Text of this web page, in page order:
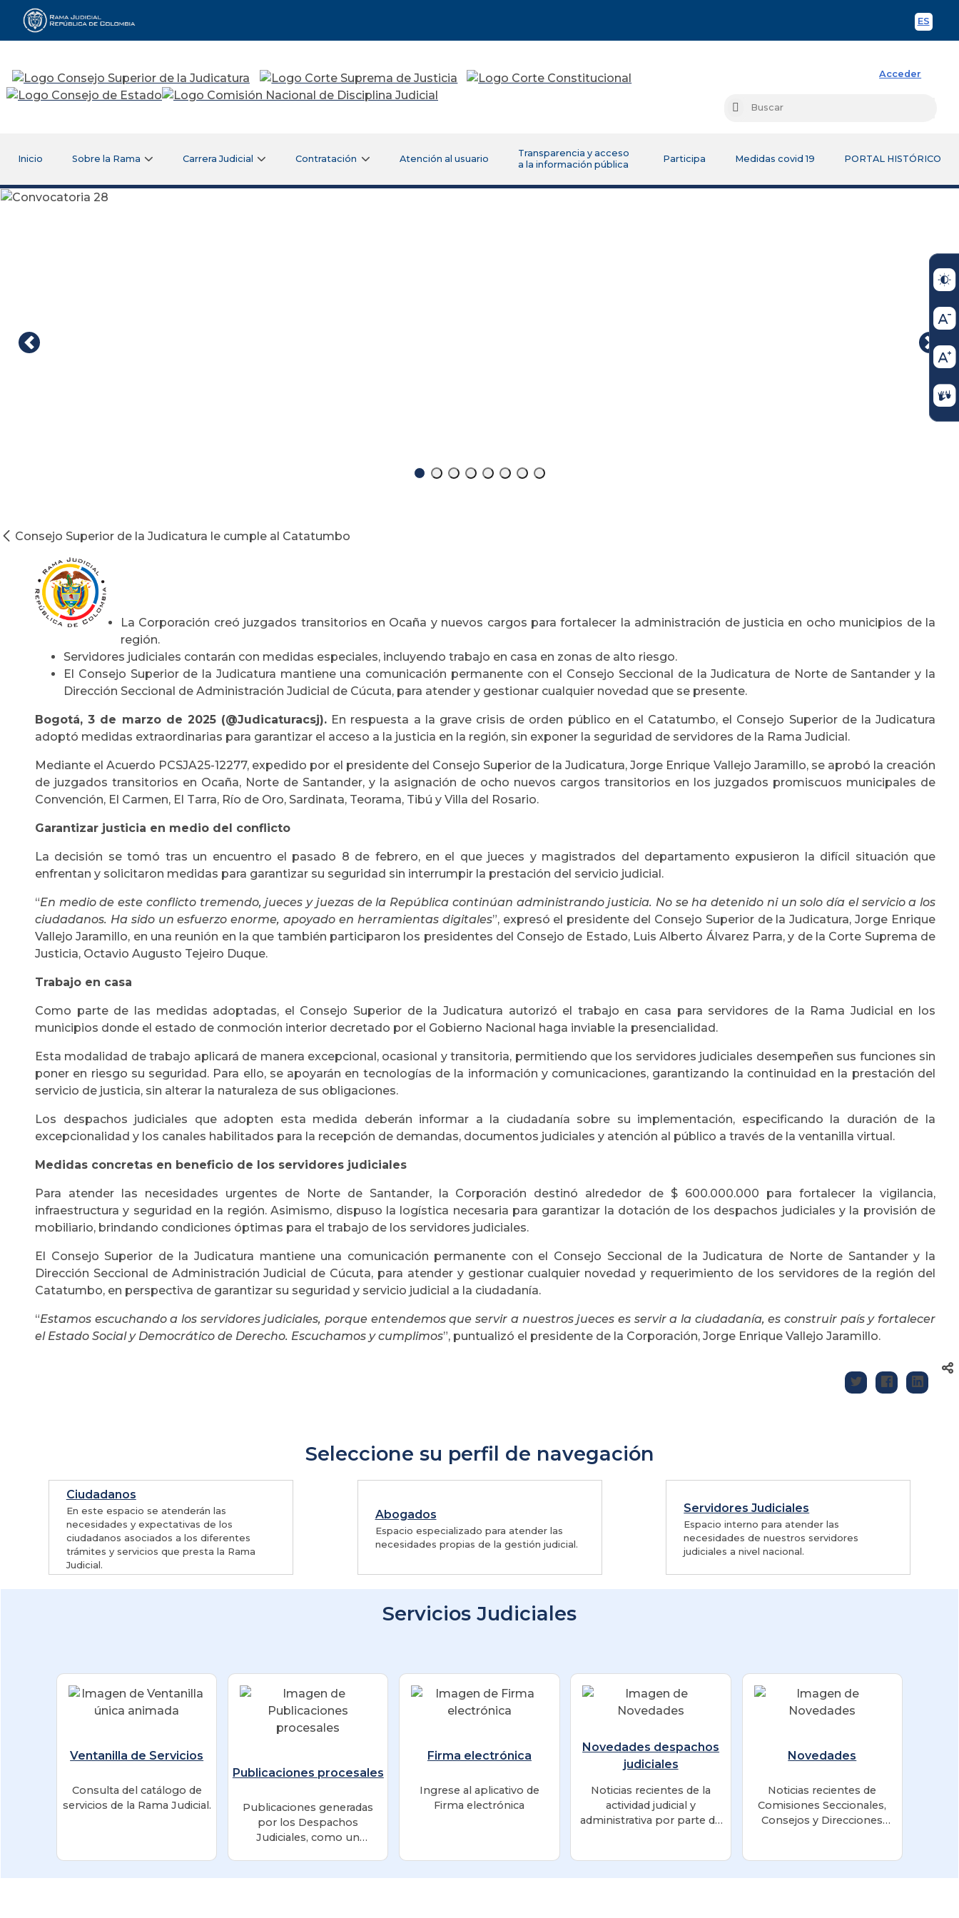
ES
Rama Judicial
Acceder
Buscar
Inicio Sobre la Rama Carrera Judicial Contratación Atención al usuario
Transparencia y acceso
a la información pública
Participa Medidas covid 19 PORTAL HISTÓRICO
Consejo Superior de la Judicatura le cumple al Catatumbo
La Corporación creó juzgados transitorios en Ocaña y nuevos cargos para fortalecer la administración de justicia en ocho municipios de la
región.
Servidores judiciales contarán con medidas especiales, incluyendo trabajo en casa en zonas de alto riesgo.
El Consejo Superior de la Judicatura mantiene una comunicación permanente con el Consejo Seccional de la Judicatura de Norte de Santander y la
Dirección Seccional de Administración Judicial de Cúcuta, para atender y gestionar cualquier novedad que se presente.
Bogotá, 3 de marzo de 2025 (@Judicaturacsj). En respuesta a la grave crisis de orden público en el Catatumbo, el Consejo Superior de la Judicatura
adoptó medidas extraordinarias para garantizar el acceso a la justicia en la región, sin exponer la seguridad de servidores de la Rama Judicial.
Mediante el Acuerdo PCSJA25-12277, expedido por el presidente del Consejo Superior de la Judicatura, Jorge Enrique Vallejo Jaramillo, se aprobó la creación
de juzgados transitorios en Ocaña, Norte de Santander, y la asignación de ocho nuevos cargos transitorios en los juzgados promiscuos municipales de
Convención, El Carmen, El Tarra, Río de Oro, Sardinata, Teorama, Tibú y Villa del Rosario.
Garantizar justicia en medio del conflicto
La decisión se tomó tras un encuentro el pasado 8 de febrero, en el que jueces y magistrados del departamento expusieron la difícil situación que
enfrentan y solicitaron medidas para garantizar su seguridad sin interrumpir la prestación del servicio judicial.
“En medio de este conflicto tremendo, jueces y juezas de la República continúan administrando justicia. No se ha detenido ni un solo día el servicio a los
ciudadanos. Ha sido un esfuerzo enorme, apoyado en herramientas digitales”, expresó el presidente del Consejo Superior de la Judicatura, Jorge Enrique
Vallejo Jaramillo, en una reunión en la que también participaron los presidentes del Consejo de Estado, Luis Alberto Álvarez Parra, y de la Corte Suprema de
Justicia, Octavio Augusto Tejeiro Duque.
Trabajo en casa
Como parte de las medidas adoptadas, el Consejo Superior de la Judicatura autorizó el trabajo en casa para servidores de la Rama Judicial en los
municipios donde el estado de conmoción interior decretado por el Gobierno Nacional haga inviable la presencialidad.
Esta modalidad de trabajo aplicará de manera excepcional, ocasional y transitoria, permitiendo que los servidores judiciales desempeñen sus funciones sin
poner en riesgo su seguridad. Para ello, se apoyarán en tecnologías de la información y comunicaciones, garantizando la continuidad en la prestación del
servicio de justicia, sin alterar la naturaleza de sus obligaciones.
Los despachos judiciales que adopten esta medida deberán informar a la ciudadanía sobre su implementación, especificando la duración de la
excepcionalidad y los canales habilitados para la recepción de demandas, documentos judiciales y atención al público a través de la ventanilla virtual.
Medidas concretas en beneficio de los servidores judiciales
Para atender las necesidades urgentes de Norte de Santander, la Corporación destinó alrededor de $ 600.000.000 para fortalecer la vigilancia,
infraestructura y seguridad en la región. Asimismo, dispuso la logística necesaria para garantizar la dotación de los despachos judiciales y la provisión de
mobiliario, brindando condiciones óptimas para el trabajo de los servidores judiciales.
El Consejo Superior de la Judicatura mantiene una comunicación permanente con el Consejo Seccional de la Judicatura de Norte de Santander y la
Dirección Seccional de Administración Judicial de Cúcuta, para atender y gestionar cualquier novedad y requerimiento de los servidores de la región del
Catatumbo, en perspectiva de garantizar su seguridad y servicio judicial a la ciudadanía.
“Estamos escuchando a los servidores judiciales, porque entendemos que servir a nuestros jueces es servir a la ciudadanía, es construir país y fortalecer
el Estado Social y Democrático de Derecho. Escuchamos y cumplimos”, puntualizó el presidente de la Corporación, Jorge Enrique Vallejo Jaramillo.
Seleccione su perfil de navegación
Ciudadanos
En este espacio se atenderán las
necesidades y expectativas de los
ciudadanos asociados a los diferentes
trámites y servicios que presta la Rama
Judicial.
Abogados
Espacio especializado para atender las
necesidades propias de la gestión judicial.
Servidores Judiciales
Espacio interno para atender las
necesidades de nuestros servidores
judiciales a nivel nacional.
Servicios Judiciales
Ventanilla de Servicios
Consulta del catálogo de
servicios de la Rama Judicial.
Publicaciones procesales
Publicaciones generadas
por los Despachos
Judiciales, como un
Firma electrónica
Ingrese al aplicativo de
Firma electrónica
Novedades despachos
judiciales
Noticias recientes de la
actividad judicial y
administrativa por parte de
Novedades
Noticias recientes de
Comisiones Seccionales,
Consejos y Direcciones